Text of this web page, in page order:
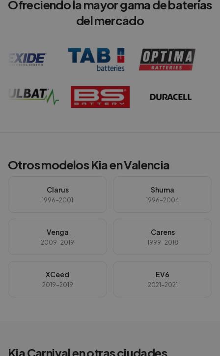
Ofreciendo la mayor gama de baterías
del mercado
Otros modelosKiaenValencia
Clarus
1996-2001
Shuma
1996-2004
Venga
2009-2019
Carens
1999-2018
XCeed
2019-2019
EV6
2021-2021
KiaCarnivalen otras ciudades